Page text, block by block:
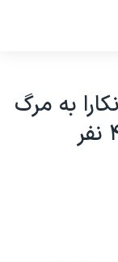
به مرگ
يک قاضی و مجروح شدن ۴ نفر